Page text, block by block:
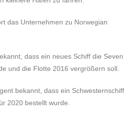
das Unternehmen zu Norwegian
dass ein neues Schiff die Seven
und die Flotte 2016 vergrößern soll.
bekannt, dass ein Schwesternschiff
2020 bestellt wurde.